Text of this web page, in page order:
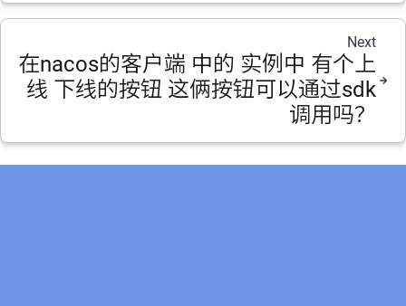
Next
在nacos的客户端 中的 实例中 有个上
线 下线的按钮 这俩按钮可以通过sdk
调用吗？